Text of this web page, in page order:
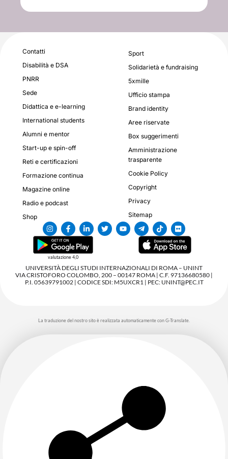
Contatti
Disabilità e DSA
PNRR
Sede
Didattica e e-learning
International students
Alumni e mentor
Start-up e spin-off
Reti e certificazioni
Formazione continua
Magazine online
Radio e podcast
Shop
Sport
Solidarietà e fundraising
5xmille
Ufficio stampa
Brand identity
Aree riservate
Box suggerimenti
Amministrazione
trasparente
Cookie Policy
Copyright
Privacy
Sitemap
valutazione 4,0
UNIVERSITÀ DEGLI STUDI INTERNAZIONALI DI ROMA – UNINT
VIA CRISTOFORO COLOMBO, 200 – 00147 ROMA | C.F. 97136680580 |
P.I. 05639791002 | CODICE SDI: M5UXCR1 | PEC: UNINT@PEC.IT
La traduzione del nostro sito è realizzata automaticamente con G-Translate.